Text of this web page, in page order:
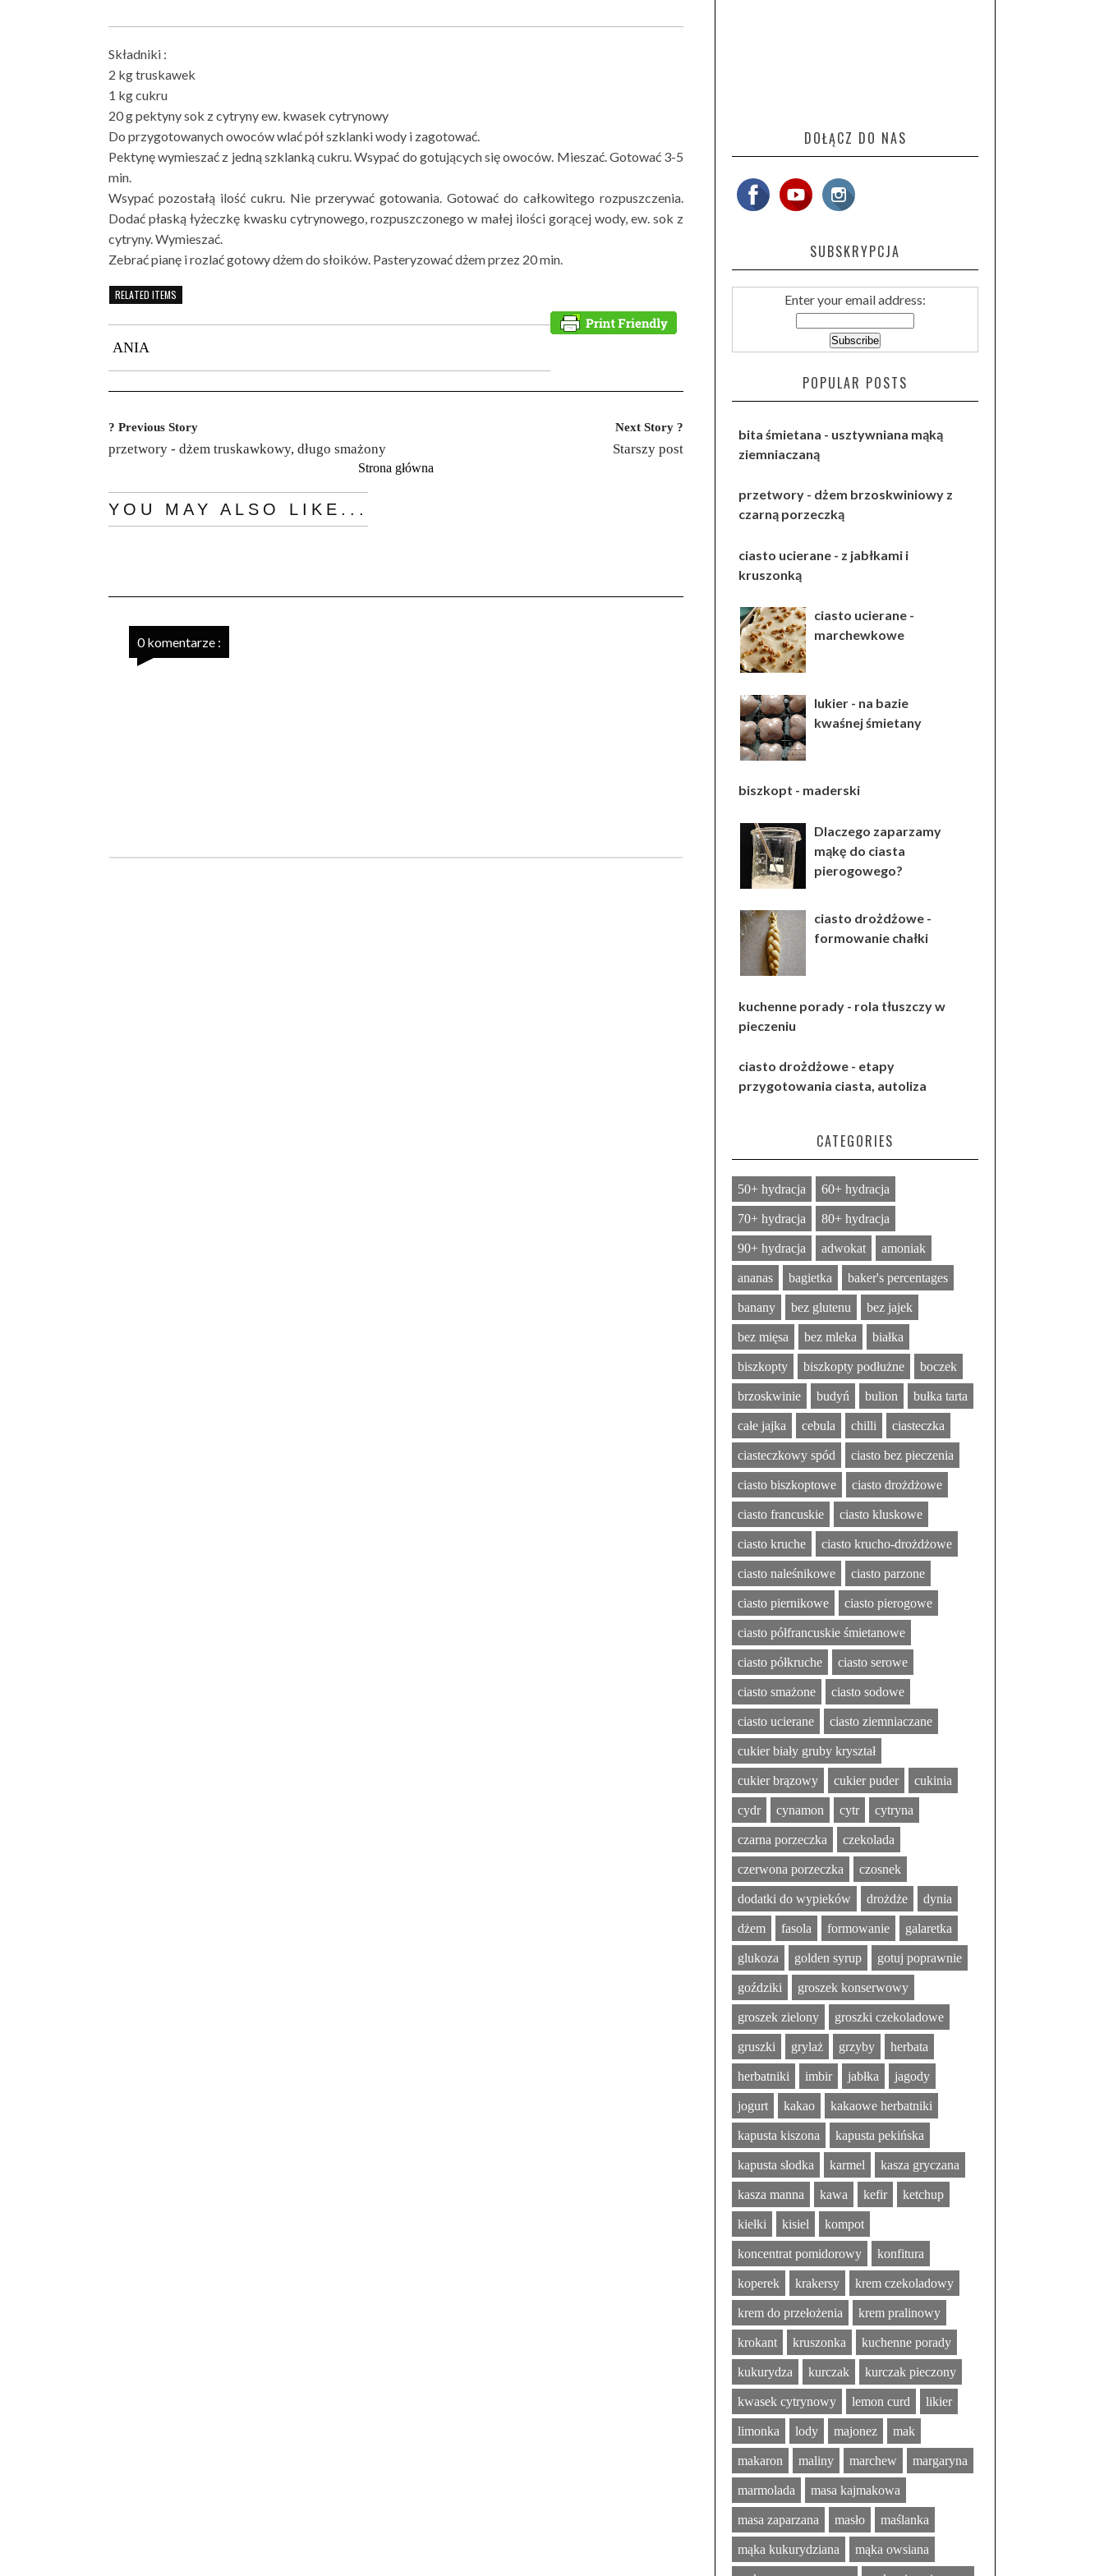
Składniki :
2 kg truskawek
1 kg cukru
20 g pektyny sok z cytryny ew. kwasek cytrynowy
Do przygotowanych owoców wlać pół szklanki wody i zagotować.
Pektynę wymieszać z jedną szklanką cukru. Wsypać do gotujących się owoców. Mieszać. Gotować 3-5
min.
Wsypać pozostałą ilość cukru. Nie przerywać gotowania. Gotować do całkowitego rozpuszczenia.
Dodać płaską łyżeczkę kwasku cytrynowego, rozpuszczonego w małej ilości gorącej wody, ew. sok z
cytryny. Wymieszać.
Zebrać pianę i rozlać gotowy dżem do słoików. Pasteryzować dżem przez 20 min.
RELATED ITEMS
ANIA
? Previous Story
przetwory - dżem truskawkowy, długo smażony
Next Story ?
Starszy post
Strona główna
YOU MAY ALSO LIKE...
0 komentarze :
DOŁĄCZ DO NAS
SUBSKRYPCJA
Enter your email address:
POPULAR POSTS
bita śmietana - usztywniana mąką
ziemniaczaną
przetwory - dżem brzoskwiniowy z
czarną porzeczką
ciasto ucierane - z jabłkami i
kruszonką
ciasto ucierane -
marchewkowe
lukier - na bazie
kwaśnej śmietany
biszkopt - maderski
Dlaczego zaparzamy
mąkę do ciasta
pierogowego?
ciasto drożdżowe -
formowanie chałki
kuchenne porady - rola tłuszczy w
pieczeniu
ciasto drożdżowe - etapy
przygotowania ciasta, autoliza
CATEGORIES
50+ hydracja 60+ hydracja
70+ hydracja 80+ hydracja
90+ hydracja adwokat amoniak
ananas bagietka baker's percentages
banany bez glutenu bez jajek
bez mięsa bez mleka białka
biszkopty biszkopty podłużne boczek
brzoskwinie budyń bulion bułka tarta
całe jajka cebula chilli ciasteczka
ciasteczkowy spód ciasto bez pieczenia
ciasto biszkoptowe ciasto drożdżowe
ciasto francuskie ciasto kluskowe
ciasto kruche ciasto krucho-drożdżowe
ciasto naleśnikowe ciasto parzone
ciasto piernikowe ciasto pierogowe
ciasto półfrancuskie śmietanowe
ciasto półkruche ciasto serowe
ciasto smażone ciasto sodowe
ciasto ucierane ciasto ziemniaczane
cukier biały gruby kryształ
cukier brązowy cukier puder cukinia
cydr cynamon cytr cytryna
czarna porzeczka czekolada
czerwona porzeczka czosnek
dodatki do wypieków drożdże dynia
dżem fasola formowanie galaretka
glukoza golden syrup gotuj poprawnie
goździki groszek konserwowy
groszek zielony groszki czekoladowe
gruszki grylaż grzyby herbata
herbatniki imbir jabłka jagody
jogurt kakao kakaowe herbatniki
kapusta kiszona kapusta pekińska
kapusta słodka karmel kasza gryczana
kasza manna kawa kefir ketchup
kiełki kisiel kompot
koncentrat pomidorowy konfitura
koperek krakersy krem czekoladowy
krem do przełożenia krem pralinowy
krokant kruszonka kuchenne porady
kukurydza kurczak kurczak pieczony
kwasek cytrynowy lemon curd likier
limonka lody majonez mak
makaron maliny marchew margaryna
marmolada masa kajmakowa
masa zaparzana masło maślanka
mąka kukurydziana mąka owsiana